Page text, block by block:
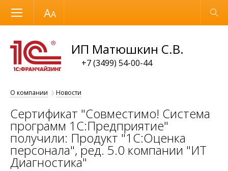
Размер шрифта Обычная версия
ИП Матюшкин С.В.
+7 (3499) 54-00-44
О компании Новости
Сертификат "Совместимо! Система
программ 1С:Предприятие"
получили: Продукт "1С:Оценка
персонала", ред. 5.0 компании "ИТ
Диагностика"